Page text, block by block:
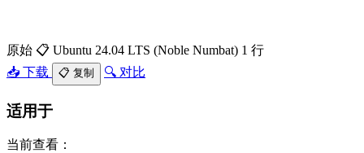
原始 📋 Ubuntu 24.04 LTS (Noble Numbat) 1 行
📥 下载
📋 复制 🔍 对比
适用于
当前查看：